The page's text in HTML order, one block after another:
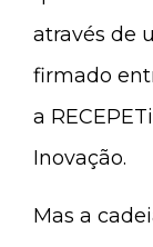
através de
firmado
a
Inovação.
Mas a